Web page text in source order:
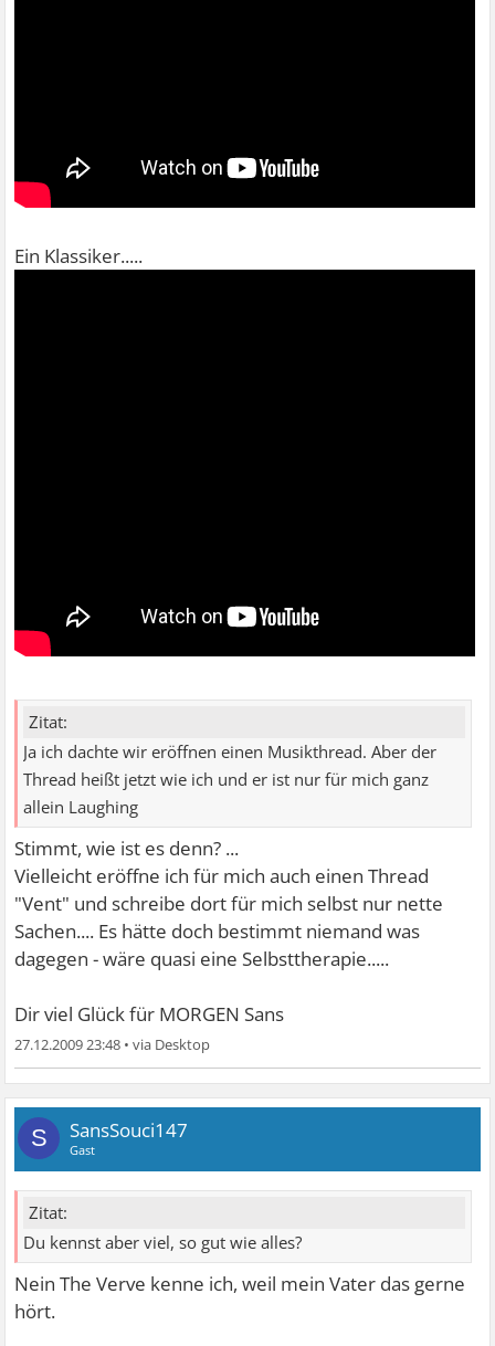
Ein Klassiker.....
Zitat:
Ja ich dachte wir eröffnen einen Musikthread. Aber der
Thread heißt jetzt wie ich und er ist nur für mich ganz
allein Laughing
Stimmt, wie ist es denn? ...
Vielleicht eröffne ich für mich auch einen Thread
"Vent" und schreibe dort für mich selbst nur nette
Sachen.... Es hätte doch bestimmt niemand was
dagegen - wäre quasi eine Selbsttherapie.....
Dir viel Glück für MORGEN Sans
27.12.2009 23:48 •
S SansSouci147
Gast
Zitat:
Du kennst aber viel, so gut wie alles?
NeinThe Verve kenne ich, weil mein Vater das gerne
hört.